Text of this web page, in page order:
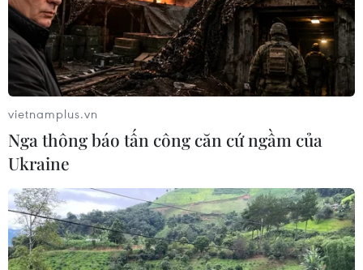
Với người Mông, ba món không thể thiếu trong mâm cỗ
ngày Tết là thịt, rượu và bánh ngô nhưng họ không đón
giao thừa như người Kinh.
vietnamplus.vn
Nga thông báo tấn công căn cứ ngầm của
Ukraine